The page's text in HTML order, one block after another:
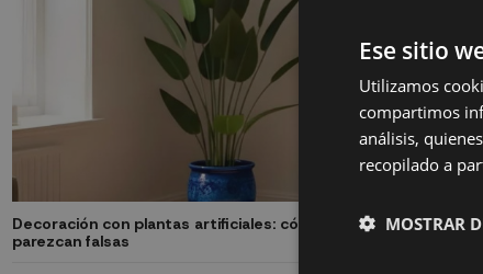
Decoración con plantas artificiales: cómo integrarlas sin que
parezcan falsas
Ese sitio
Utilizamos
compartimos
análisis,
recopilado a
MOSTRAR